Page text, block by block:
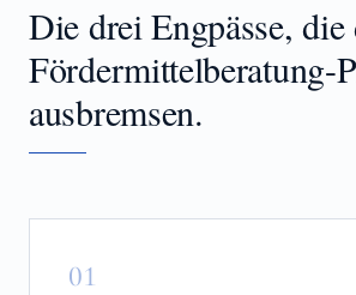
Die drei Engpässe, die
Fördermittelberatung-
ausbremsen.
01